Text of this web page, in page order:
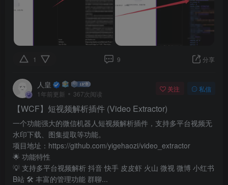
1 9 分享
人皇
1年前更新 367次阅读
关注 私信
【WCF】短视频解析插件 (Video Extractor)
一个功能强大的微信机器人短视频解析插件，支持多平台视频无
水印下载、图集提取等功能。
项目地址：https://github.com/yigehaozi/video_extractor
🌟 功能特性
💡 支持多平台视频解析 抖音 快手 皮皮虾 火山 微视 微博 小红书
B站 🛠 丰富的管理功能 群聊...